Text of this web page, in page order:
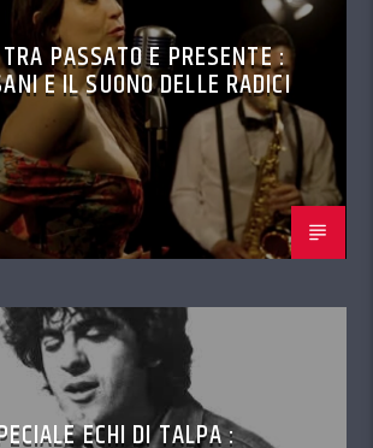
PASSATO E PRESENTE :
E IL SUONO DELLE RADICI
ECHI DI TALPA :